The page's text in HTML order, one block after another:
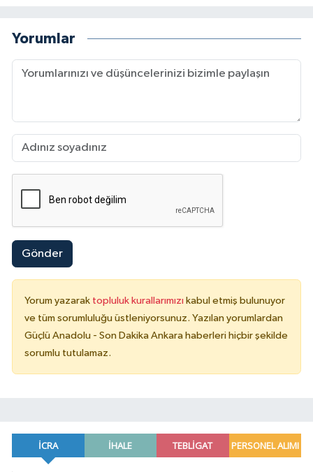
Yorumlar
Gönder
Yorum yazarak topluluk kurallarımızı kabul etmiş bulunuyor
ve tüm sorumluluğu üstleniyorsunuz. Yazılan yorumlardan
Güçlü Anadolu - Son Dakika Ankara haberleri hiçbir şekilde
sorumlu tutulamaz.